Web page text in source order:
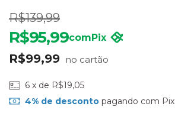
R$139,99
R$99,99
R$95,99comPix
6 x de R$19,05
4% de descontopagando com Pix